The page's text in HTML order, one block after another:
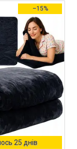
–15%
25 днів